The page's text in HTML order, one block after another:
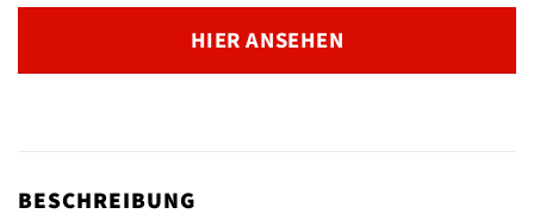
HIER ANSEHEN
BESCHREIBUNG